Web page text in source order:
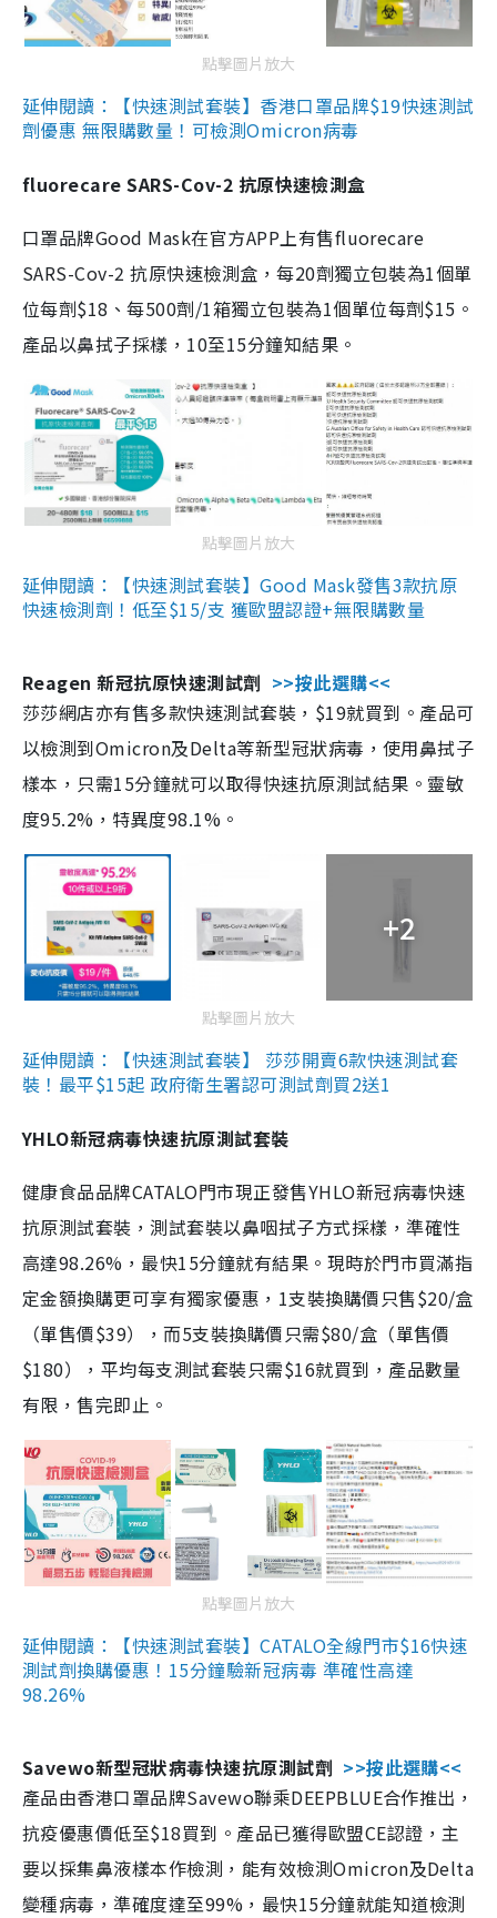
點擊圖片放大
延伸閱讀：【快速測試套裝】香港口罩品牌$19快速測試
劑優惠 無限購數量！可檢測Omicron病毒
fluorecare SARS-Cov-2 抗原快速檢測盒
口罩品牌Good Mask在官方APP上有售fluorecare
SARS-Cov-2 抗原快速檢測盒，每20劑獨立包裝為1個單
位每劑$18、每500劑/1箱獨立包裝為1個單位每劑$15。
產品以鼻拭子採樣，10至15分鐘知結果。
點擊圖片放大
延伸閱讀：【快速測試套裝】Good Mask發售3款抗原
快速檢測劑！低至$15/支 獲歐盟認證+無限購數量
Reagen 新冠抗原快速測試劑 >>按此選購<<
莎莎網店亦有售多款快速測試套裝，$19就買到。產品可
以檢測到Omicron及Delta等新型冠狀病毒，使用鼻拭子
樣本，只需15分鐘就可以取得快速抗原測試結果。靈敏
度95.2%，特異度98.1%。
+2
點擊圖片放大
延伸閱讀：【快速測試套裝】 莎莎開賣6款快速測試套
裝！最平$15起 政府衛生署認可測試劑買2送1
YHLO新冠病毒快速抗原測試套裝
健康食品品牌CATALO門市現正發售YHLO新冠病毒快速
抗原測試套裝，測試套裝以鼻咽拭子方式採樣，準確性
高達98.26%，最快15分鐘就有結果。現時於門市買滿指
定金額換購更可享有獨家優惠，1支裝換購價只售$20/盒
（單售價$39），而5支裝換購價只需$80/盒（單售價
$180），平均每支測試套裝只需$16就買到，產品數量
有限，售完即止。
點擊圖片放大
延伸閱讀：【快速測試套裝】CATALO全線門市$16快速
測試劑換購優惠！15分鐘驗新冠病毒 準確性高達
98.26%
Savewo新型冠狀病毒快速抗原測試劑 >>按此選購<<
產品由香港口罩品牌Savewo聯乘DEEPBLUE合作推出，
抗疫優惠價低至$18買到。產品已獲得歐盟CE認證，主
要以採集鼻液樣本作檢測，能有效檢測Omicron及Delta
變種病毒，準確度達至99%，最快15分鐘就能知道檢測